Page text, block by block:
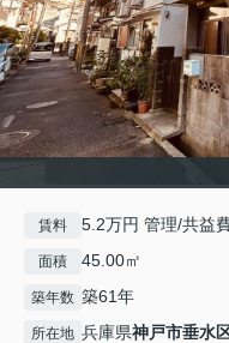
賃料 5.2万円 管理/共益
面積 45.00㎡
築年数 築61年
所在地 兵庫県神戸市垂水